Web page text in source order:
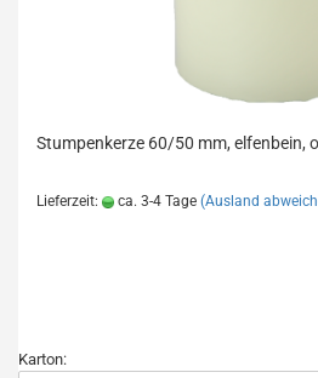
Stumpenkerze 60/50 mm, elfenbein,
Lieferzeit: ca. 3-4 Tage (Ausland
Karton: